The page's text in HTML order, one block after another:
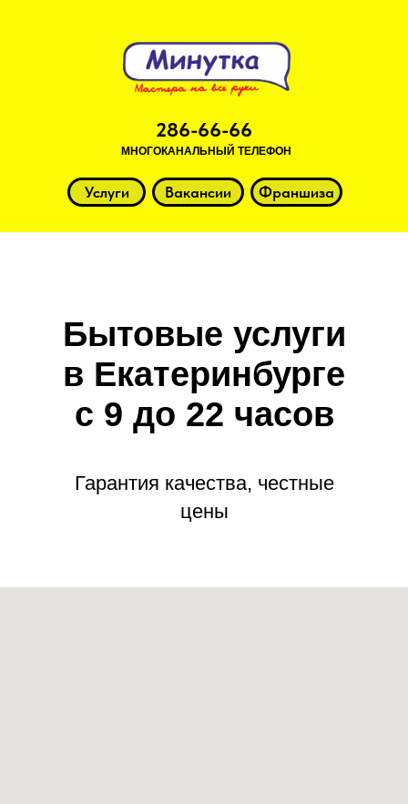
286-66-66
МНОГОКАНАЛЬНЫЙ ТЕЛЕФОН
Услуги Вакансии Франшиза
Бытовые услуги
в Екатеринбурге
с 9 до 22 часов
Гарантия качества, честные
цены